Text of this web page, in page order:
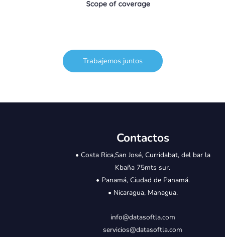
Trabajemos juntos
Contactos
• Costa Rica,San José, Curridabat, del bar la
Kbaña 75mts sur.
• Panamá, Ciudad de Panamá.
• Nicaragua, Managua.
info@datasoftla.com
servicios@datasoftla.com